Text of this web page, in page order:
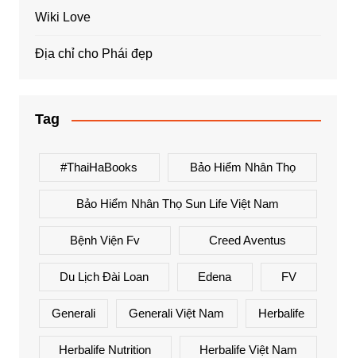
Wiki Love
Địa chỉ cho Phái đẹp
Tag
#ThaiHaBooks Bảo Hiểm Nhân Thọ
Bảo Hiểm Nhân Thọ Sun Life Việt Nam
Bệnh Viện Fv Creed Aventus
Du Lịch Đài Loan Edena FV
Generali Generali Việt Nam Herbalife
Herbalife Nutrition Herbalife Việt Nam